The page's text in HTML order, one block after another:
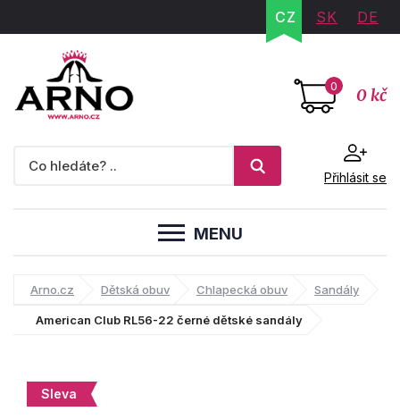
CZ SK DE
0 0 kč
Přihlásit se
MENU
Arno.cz Dětská obuv Chlapecká obuv Sandály
American Club RL56-22 černé dětské sandály
Sleva